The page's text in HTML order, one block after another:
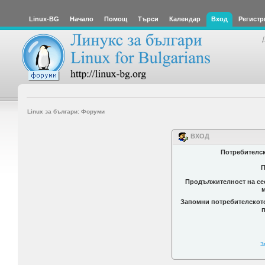
Linux-BG Начало Помощ Търси Календар Вход
Linux за българи: Форуми
ВХОД
Продължителност на
Запомни